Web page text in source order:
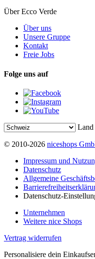
Über Ecco Verde
Über uns
Unsere Gruppe
Kontakt
Freie Jobs
Folge uns auf
Land
© 2010-2026 niceshops
Impressum und
Datenschutz
Allgemeine
Datenschutz-
Unternehmen
Weitere nice Shops
Vertrag widerrufen
Personalisiere dein